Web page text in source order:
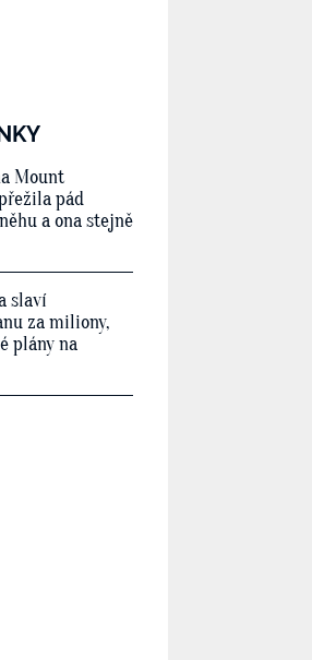
Mount
pád
a ona stejně
slaví
za miliony,
plány na